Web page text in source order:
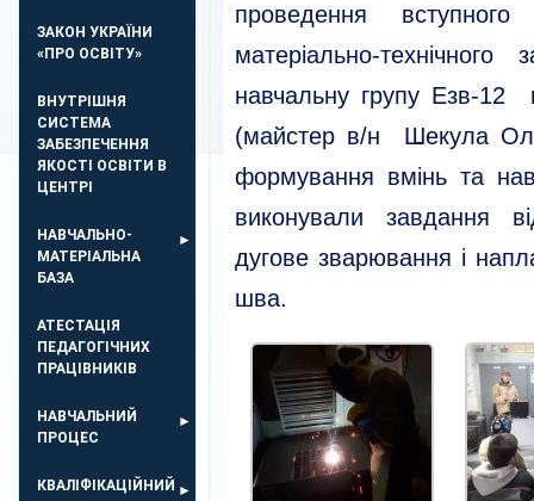
ЗАКОН УКРАЇНИ
«ПРО ОСВІТУ»
ВНУТРІШНЯ
СИСТЕМА
ЗАБЕЗПЕЧЕННЯ
ЯКОСТІ ОСВІТИ В
ЦЕНТРІ
НАВЧАЛЬНО-
МАТЕРІАЛЬНА
БАЗА
АТЕСТАЦІЯ
ПЕДАГОГІЧНИХ
ПРАЦІВНИКІВ
НАВЧАЛЬНИЙ
ПРОЦЕС
КВАЛІФІКАЦІЙНИЙ
проведення
матеріально-технічного
навчальну групу Езв-12
(майстер в/н Шекула
формування вмінь та
виконували завдання
дугове зварювання і
шва.